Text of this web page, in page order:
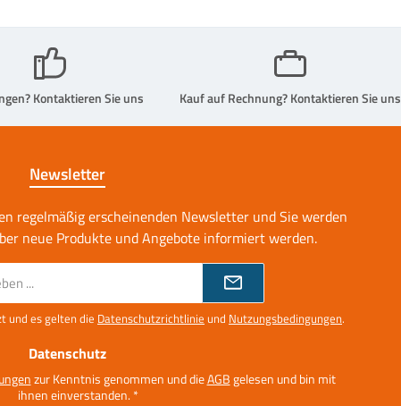
Kontaktieren Sie uns Kauf auf Rechnung? Kontaktieren Sie uns
Newsletter
regelmäßig erscheinenden Newsletter und Sie werden
neue Produkte und Angebote informiert werden.
und es gelten die Datenschutzrichtlinie und Nutzungsbedingungen.
Datenschutz
zur Kenntnis genommen und dieAGBgelesen und bin mit
ihnen einverstanden. *